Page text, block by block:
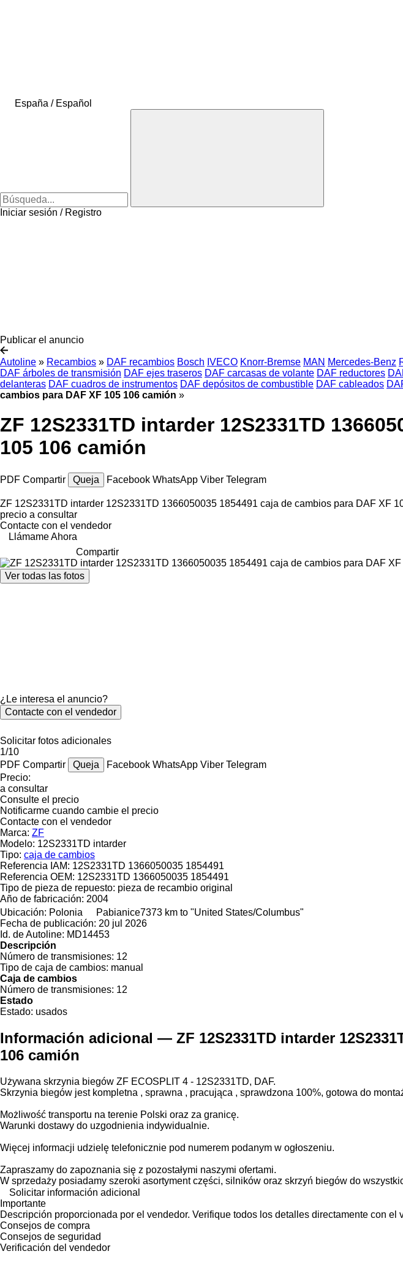
España / Español
Iniciar sesión / Registro
Publicar el anuncio
Autoline » Recambios » DAF recambios Bosch IVECO Knorr-Bremse MAN Mercedes-Benz
DAF árboles de transmisión DAF ejes traseros DAF carcasas de volante DAF reductores
delanteras DAF cuadros de instrumentos DAF depósitos de combustible DAF cableados
cambios para DAF XF 105 106 camión »
ZF 12S2331TD intarder 12S2331TD
105 106 camión
PDF Compartir Queja Facebook WhatsApp Viber Telegram
ZF 12S2331TD intarder 12S2331TD 1366050035 1854491 caja de cambios para DAF XF
precio a consultar
Contacte con el vendedor
Llámame Ahora
Compartir
Ver todas las fotos
¿Le interesa el anuncio?
Contacte con el vendedor
Solicitar fotos adicionales
1/10
PDF Compartir Queja Facebook WhatsApp Viber Telegram
Precio:
a consultar
Consulte el precio
Notificarme cuando cambie el precio
Contacte con el vendedor
Marca: ZF
Modelo: 12S2331TD intarder
Tipo: caja de cambios
Referencia IAM: 12S2331TD 1366050035 1854491
Referencia OEM: 12S2331TD 1366050035 1854491
Tipo de pieza de repuesto: pieza de recambio original
Año de fabricación: 2004
Ubicación: Polonia Pabianice7373 km to "United States/Columbus"
Fecha de publicación: 20 jul 2026
Id. de Autoline: MD14453
Descripción
Número de transmisiones: 12
Tipo de caja de cambios: manual
Caja de cambios
Número de transmisiones: 12
Estado
Estado: usados
Información adicional — ZF 12S2331TD intarder
106 camión
Używana skrzynia biegów ZF ECOSPLIT 4 - 12S2331TD, DAF.
Skrzynia biegów jest kompletna , sprawna , pracująca , sprawdzona 100%, gotowa do
Możliwość transportu na terenie Polski oraz za granicę.
Warunki dostawy do uzgodnienia indywidualnie.
Więcej informacji udzielę telefonicznie pod numerem podanym w ogłoszeniu.
Zapraszamy do zapoznania się z pozostałymi naszymi ofertami.
W sprzedaży posiadamy szeroki asortyment części, silników oraz skrzyń biegów do
Solicitar información adicional
Importante
Descripción proporcionada por el vendedor. Verifique todos los detalles directamente con el
Consejos de compra
Consejos de seguridad
Verificación del vendedor